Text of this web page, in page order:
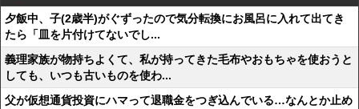
夕飯中、子(2歳半)がぐずったので気分転換にお風呂に入れて出てき
たら「皿を片付けてないでし...
義理家族が物持ちよくて、私が持ってきた毛布やおもちゃを使おうと
しても、いつも古いものを使わ...
父が仮想通貨投資にハマって退職金をつぎ込んでいる…なんとか止め